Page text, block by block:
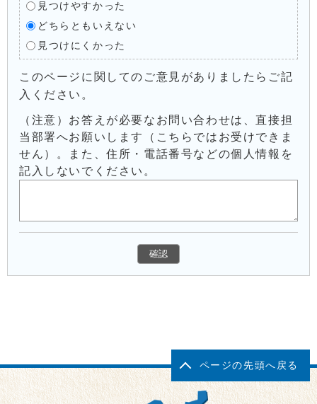
見つけやすかった
どちらともいえない
見つけにくかった
このページに関してのご意見がありましたらご記
入ください。
（注意）お答えが必要なお問い合わせは、直接担
当部署へお願いします（こちらではお受けできま
せん）。また、住所・電話番号などの個人情報を
記入しないでください。
ページの先頭へ戻る